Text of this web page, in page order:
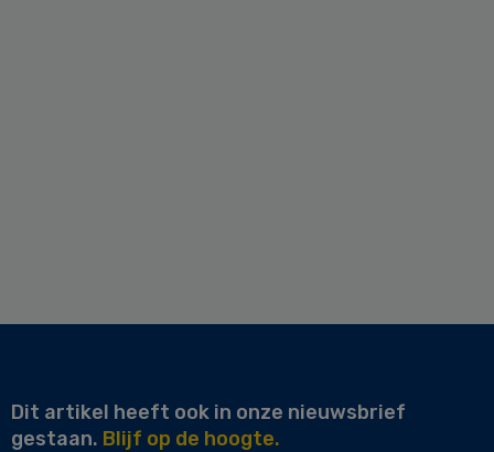
Dit artikel heeft ook in onze nieuwsbrief
gestaan. Blijf op de hoogte.